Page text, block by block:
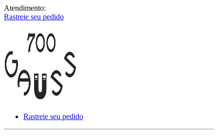
Atendimento:
Rastreie seu pedido
Rastreie seu pedido